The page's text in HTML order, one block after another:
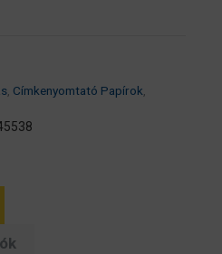
, Címkenyomtató Papírok,